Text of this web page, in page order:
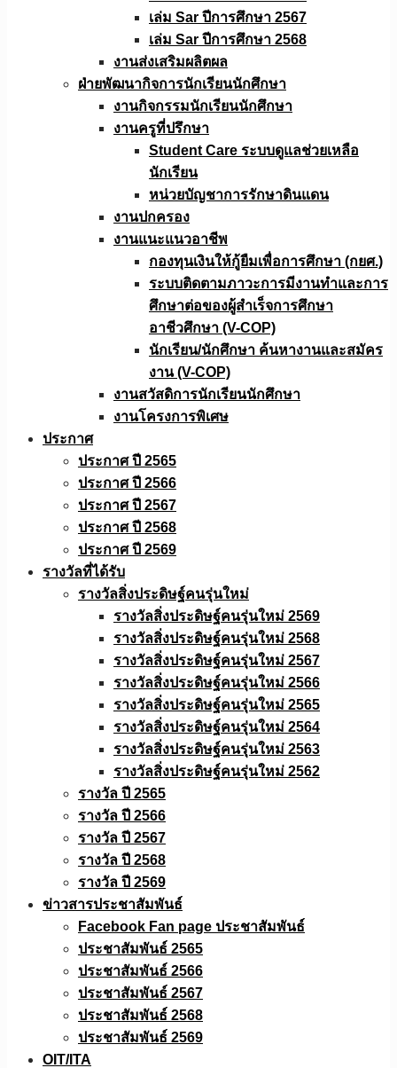
เล่ม Sar ปีการศึกษา 2567
เล่ม Sar ปีการศึกษา 2568
งานส่งเสริมผลิตผล
ฝ่ายพัฒนากิจการนักเรียนนักศึกษา
งานกิจกรรมนักเรียนนักศึกษา
งานครูที่ปรึกษา
Student Care ระบบดูแลช่วยเหลือ
นักเรียน
หน่วยบัญชาการรักษาดินแดน
งานปกครอง
งานแนะแนวอาชีพ
กองทุนเงินให้กู้ยืมเพื่อการศึกษา (กยศ.)
ระบบติดตามภาวะการมีงานทำและการ
ศึกษาต่อของผู้สำเร็จการศึกษา
อาชีวศึกษา (V-COP)
นักเรียน/นักศึกษา ค้นหางานและสมัคร
งาน (V-COP)
งานสวัสดิการนักเรียนนักศึกษา
งานโครงการพิเศษ
ประกาศ
ประกาศ ปี 2565
ประกาศ ปี 2566
ประกาศ ปี 2567
ประกาศ ปี 2568
ประกาศ ปี 2569
รางวัลที่ได้รับ
รางวัลสิ่งประดิษฐ์คนรุ่นใหม่
รางวัลสิ่งประดิษฐ์คนรุ่นใหม่ 2569
รางวัลสิ่งประดิษฐ์คนรุ่นใหม่ 2568
รางวัลสิ่งประดิษฐ์คนรุ่นใหม่ 2567
รางวัลสิ่งประดิษฐ์คนรุ่นใหม่ 2566
รางวัลสิ่งประดิษฐ์คนรุ่นใหม่ 2565
รางวัลสิ่งประดิษฐ์คนรุ่นใหม่ 2564
รางวัลสิ่งประดิษฐ์คนรุ่นใหม่ 2563
รางวัลสิ่งประดิษฐ์คนรุ่นใหม่ 2562
รางวัล ปี 2565
รางวัล ปี 2566
รางวัล ปี 2567
รางวัล ปี 2568
รางวัล ปี 2569
ข่าวสารประชาสัมพันธ์
Facebook Fan page ประชาสัมพันธ์
ประชาสัมพันธ์ 2565
ประชาสัมพันธ์ 2566
ประชาสัมพันธ์ 2567
ประชาสัมพันธ์ 2568
ประชาสัมพันธ์ 2569
OIT/ITA